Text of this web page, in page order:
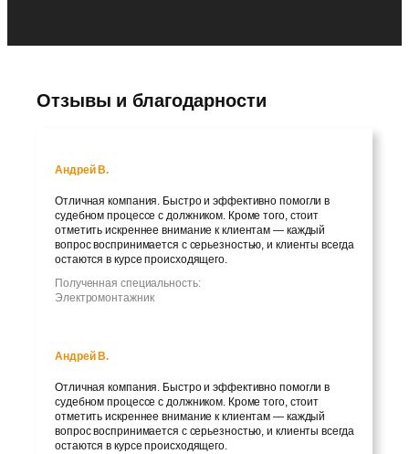
Отзывы и благодарности
Андрей В.
Отличная компания. Быстро и эффективно помогли в
судебном процессе с должником. Кроме того, стоит
отметить искреннее внимание к клиентам — каждый
вопрос воспринимается с серьезностью, и клиенты всегда
остаются в курсе происходящего.
Полученная специальность:
Электромонтажник
Андрей В.
Отличная компания. Быстро и эффективно помогли в
судебном процессе с должником. Кроме того, стоит
отметить искреннее внимание к клиентам — каждый
вопрос воспринимается с серьезностью, и клиенты всегда
остаются в курсе происходящего.